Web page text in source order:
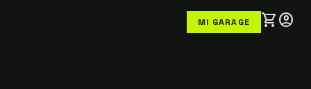
MI GARAGE shopping_cartaccount_circle